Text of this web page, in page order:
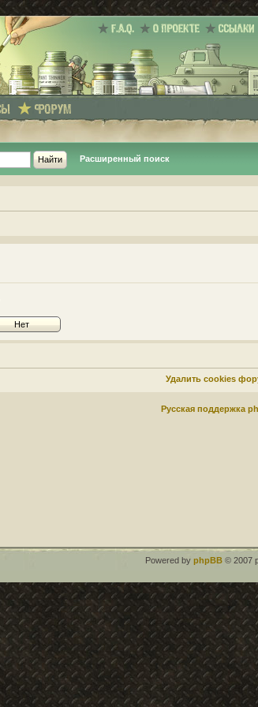
Расширенный поиск
Удалить cookies
Русская поддержка
Powered by phpBB © 2007